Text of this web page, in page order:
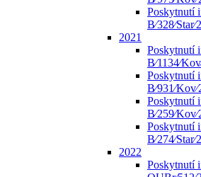
Poskytnutí
2021
Poskytnutí
Poskytnutí
Poskytnutí
Poskytnutí
2022
Poskytnutí